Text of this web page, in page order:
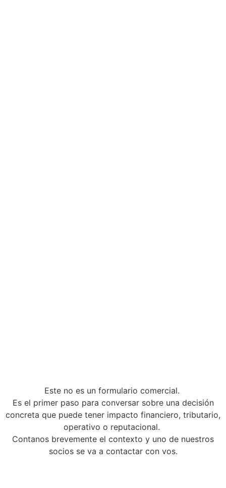
Este no es un formulario comercial.
Es el primer paso para conversar sobre una decisión
concreta que puede tener impacto financiero, tributario,
operativo o reputacional.
Contanos brevemente el contexto y uno de nuestros
socios se va a contactar con vos.